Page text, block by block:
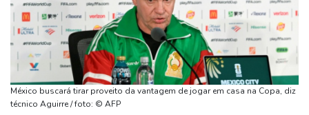
Toronto
Governo interino e delegados da oposição iniciam diálogo na
Venezuela
PSG anuncia contratação do meia-atacante Maghnes Akliouche
Ônibus-bomba deixa dois mortos na Síria
Rodrigo Paz defende sua gestão nos primeiros nove meses à
México buscará tirar proveito da vantagem de jogar em casa na Copa, diz
técnico Aguirre / foto: © AFP